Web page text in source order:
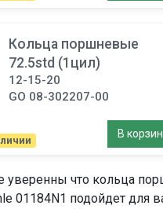
Кольца поршневые
72.5std (1цил)
12-15-20
GO 08-302207-00
В
уверенны что кольца
01184N1 подойдет для